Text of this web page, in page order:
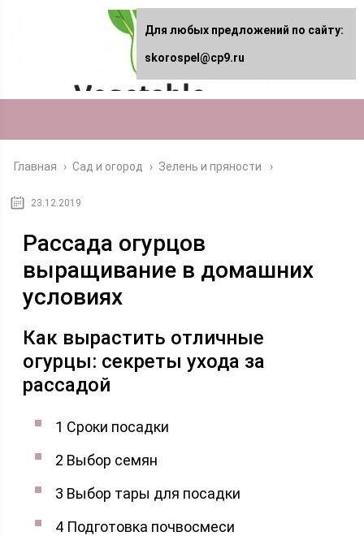
Главная › Сад и огород › Зелень и пряности
23.12.2019
Рассада огурцов
выращивание в домашних
условиях
Как вырастить отличные
огурцы: секреты ухода за
рассадой
1 Сроки посадки
2 Выбор семян
3 Выбор тары для посадки
4 Подготовка почвосмеси
Для любых предложений по сайту:
skorospel@cp9.ru